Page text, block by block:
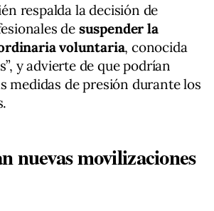
respalda la decisión de
de suspender la
voluntaria, conocida
y advierte de que podrían
medidas de presión durante los
nuevas movilizaciones